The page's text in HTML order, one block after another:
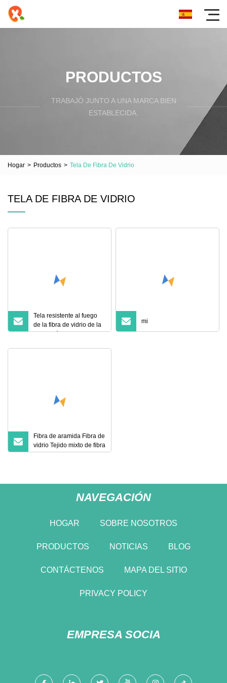
PRODUCTOS
TRABAJÓ JUNTO A UNA MARCA BIEN
ESTABLECIDA.
Hogar > Productos > Tela De Fibra De Vidrio
TELA DE FIBRA DE VIDRIO
Tela resistente al fuego
de la fibra de vidrio de la
protección de la
mi
Fibra de aramida Fibra de
vidrio Tejido mixto de fibra
de carbono
NAVEGACIÓN
HOGAR SOBRE NOSOTROS
PRODUCTOS NOTICIAS BLOG
CONTÁCTENOS MAPA DEL SITIO
PRIVACY POLICY
EMPRESA SOCIA